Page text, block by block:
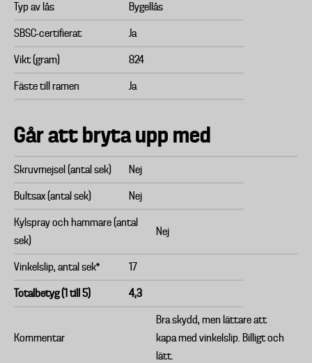
Typ av lås Bygellås
SBSC-certifierat Ja
Vikt (gram) 824
Fäste till ramen Ja
Går att bryta upp med
Skruvmejsel (antal sek) Nej
Bultsax (antal sek) Nej
Kylspray och hammare (antal
sek)
Nej
Vinkelslip, antal sek* 17
Totalbetyg (1 till 5) 4,3
Kommentar
Bra skydd, men lättare att
kapa med vinkelslip. Billigt och
lätt.